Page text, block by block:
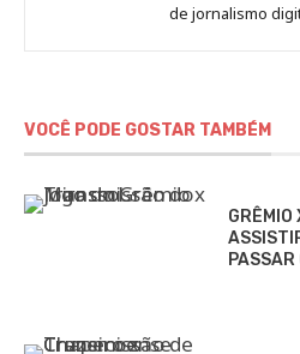
de jornalismo
VOCÊ PODE GOSTAR TAMBÉM
GRÊMIO
PASSAR